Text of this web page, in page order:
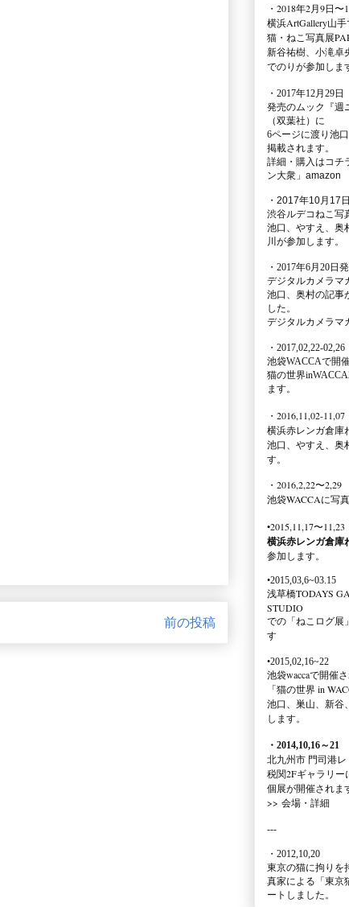
前の投稿
・2018年2月9日〜
横浜ArtGallery山手
猫・ねこ写真展
新谷祐樹、小滝卓
でのりが参加しま
・ 2017年12月29日
発売のムック
『
（双葉社）に
6ページに渡り 池
掲載されます。
詳細・購入はコ
ン大衆」amazon
・2017年10月17
渋谷ルデコねこ写
池口、やすえ、奥
川が参加します。
・2017年6月20日
デジタルカメラマ
池口、奥村の記事
した。
デジタルカメラマ
・2017,02,22-02,26
池袋WACCAで開
猫の世界
ます。
・2016,11,02-11,07
横浜赤レンガ倉庫
池口、やすえ、奥
す。
・2016,2,22〜2,29
池袋WACCAに写
•2015,11,17〜11,23
横浜赤レンガ倉庫
参加します。
•2015,03,6~03.15
浅草橋TODAYS
STUDIO
での 「ねこログ展
す
•2015,02,16~22
池袋waccaで開催
「猫の世界 in
池口、巣山、新谷
します。
・2014,10,16～21
北九州市 門司港
税関2Fギャラリー
個展が開催されま
>> 会場・詳細
---
・2012,10,20
東京の猫に拘りを
真家による 「東
ートしました。